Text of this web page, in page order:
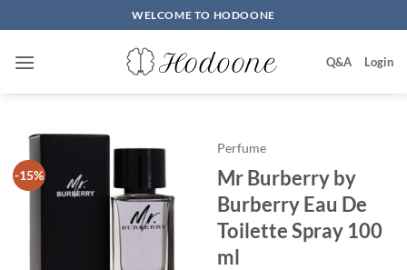
to
content
WELCOME TO HODOONE
Q&A Login
-15%
Perfume
Mr Burberry by
Burberry Eau De
Toilette Spray 100
ml